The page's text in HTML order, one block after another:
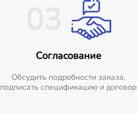
Согласование
Обсудить подробности заказа,
подписать спецификацию и договор